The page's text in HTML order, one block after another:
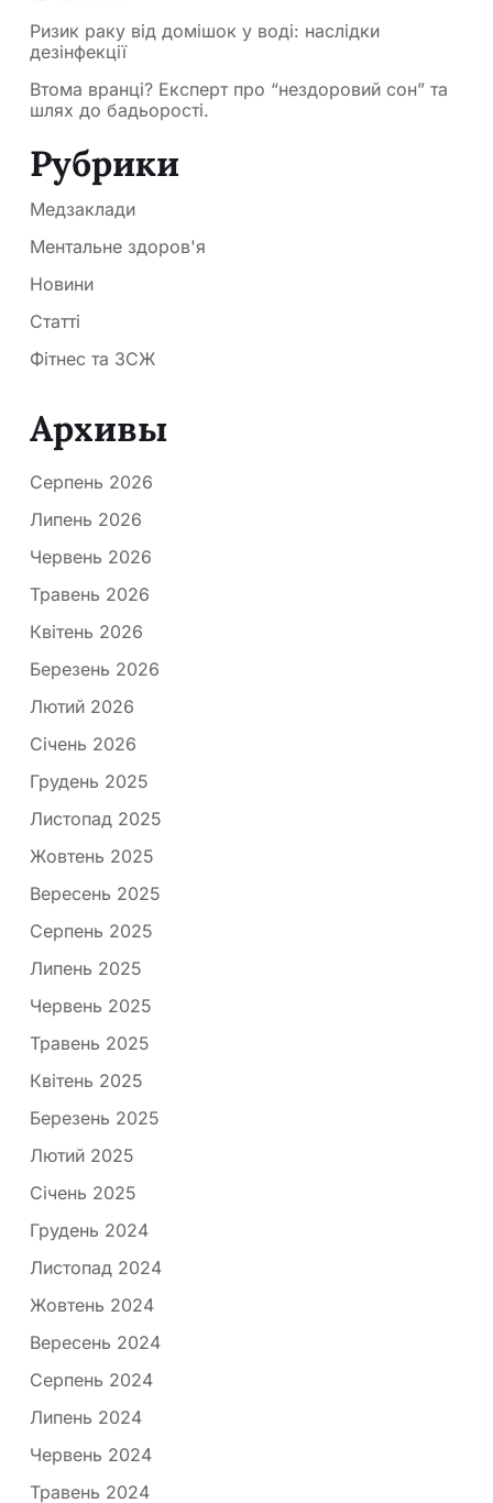
Ризик раку від домішок у воді: наслідки
дезінфекції
Втома вранці? Експерт про “нездоровий сон” та
шлях до бадьорості.
Рубрики
Медзаклади
Ментальне здоров'я
Новини
Статті
Фітнес та ЗСЖ
Архивы
Серпень 2026
Липень 2026
Червень 2026
Травень 2026
Квітень 2026
Березень 2026
Лютий 2026
Січень 2026
Грудень 2025
Листопад 2025
Жовтень 2025
Вересень 2025
Серпень 2025
Липень 2025
Червень 2025
Травень 2025
Квітень 2025
Березень 2025
Лютий 2025
Січень 2025
Грудень 2024
Листопад 2024
Жовтень 2024
Вересень 2024
Серпень 2024
Липень 2024
Червень 2024
Травень 2024